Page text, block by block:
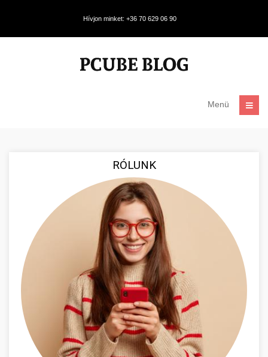
Hívjon minket: +36 70 629 06 90
Menü
RÓLUNK